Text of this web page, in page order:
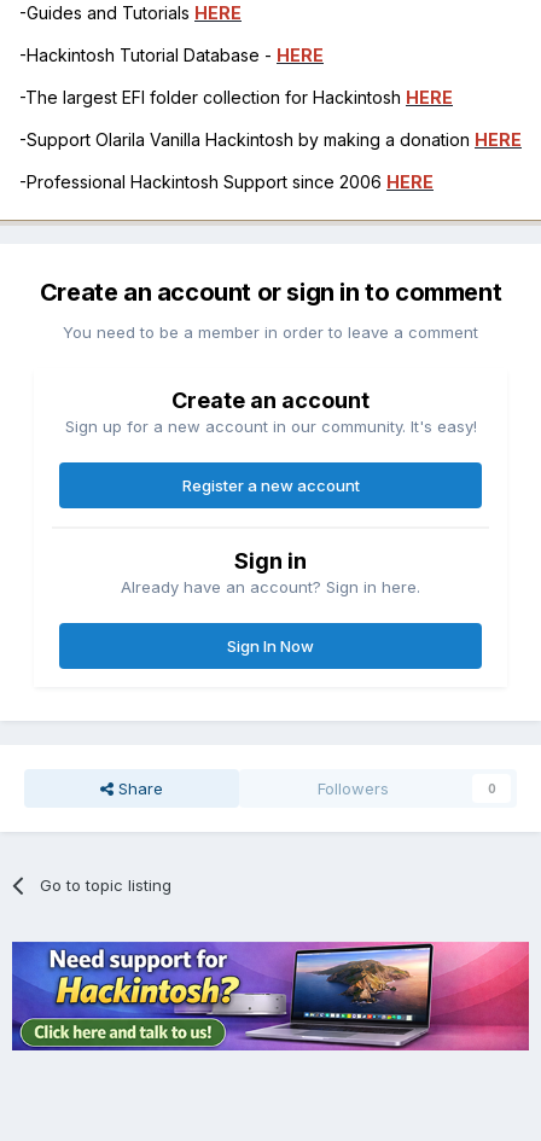
-Guides and Tutorials HERE
-Hackintosh Tutorial Database - HERE
-The largest EFI folder collection for Hackintosh HERE
-Support Olarila Vanilla Hackintosh by making a donation HERE
-Professional Hackintosh Support since 2006 HERE
Create an account or sign in to comment
You need to be a member in order to leave a comment
Create an account
Sign up for a new account in our community. It's easy!
Register a new account
Sign in
Already have an account? Sign in here.
Sign In Now
Share Followers 0
Go to topic listing